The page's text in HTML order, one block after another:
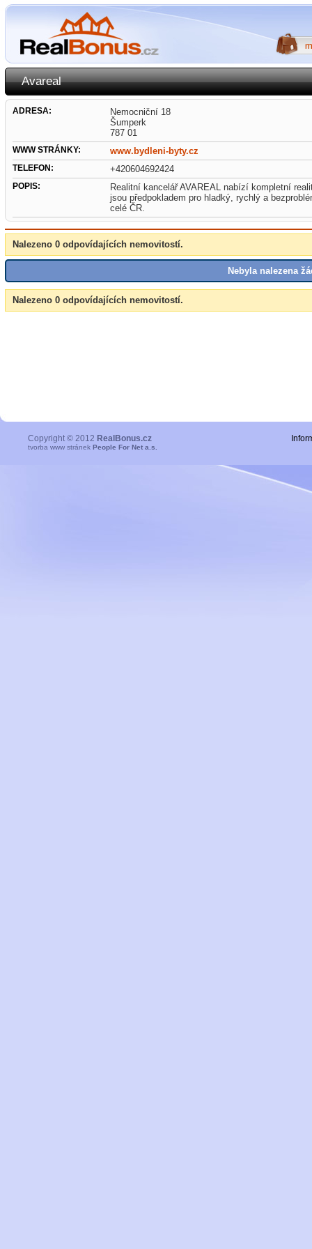
Avareal
ADRESA:
Nemocniční 18
Šumperk
787 01
WWW STRÁNKY: www.bydleni-byty.cz
TELEFON: +420604692424
POPIS:
Realitní kancelář AVAREAL nabízí kompletní
jsou předpokladem pro hladký, rychlý a
celé ČR.
Nalezeno 0 odpovídajících nemovitostí.
Nebyla nalezena
Nalezeno 0 odpovídajících nemovitostí.
Copyright © 2012 RealBonus.cz
tvorba www stránek People For Net a.s.